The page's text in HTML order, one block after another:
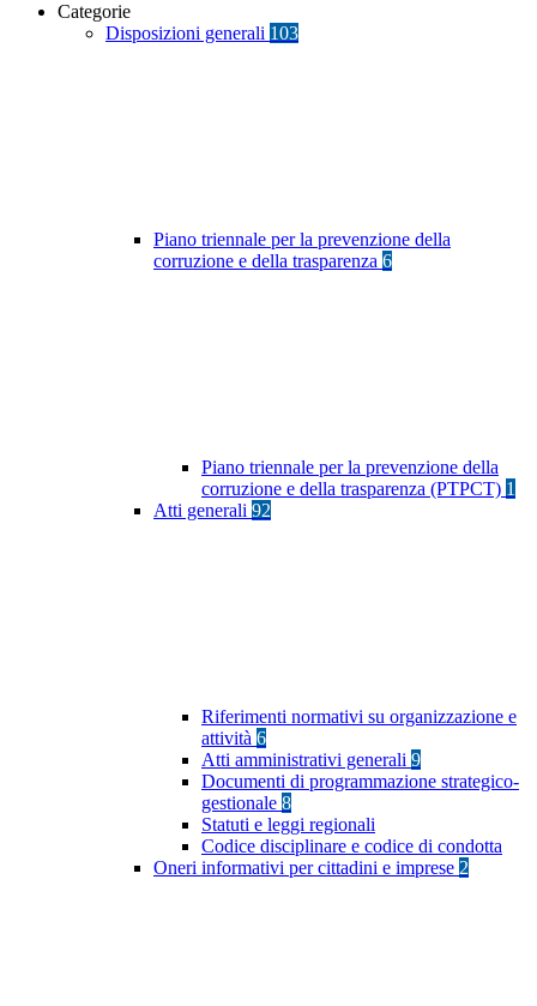
Categorie
Disposizioni generali 103
Piano triennale per la prevenzione della
corruzione e della trasparenza 6
Piano triennale per la prevenzione della
corruzione e della trasparenza (PTPCT) 1
Atti generali 92
Riferimenti normativi su organizzazione e
attività 6
Atti amministrativi generali 9
Documenti di programmazione strategico-
gestionale 8
Statuti e leggi regionali
Codice disciplinare e codice di condotta
Oneri informativi per cittadini e imprese 2